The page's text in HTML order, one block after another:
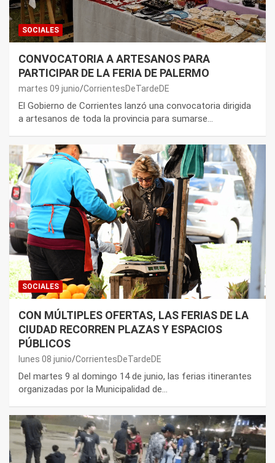
SOCIALES
CONVOCATORIA A ARTESANOS PARA
PARTICIPAR DE LA FERIA DE PALERMO
martes 09 junio CorrientesDeTardeDE
El Gobierno de Corrientes lanzó una convocatoria dirigida
a artesanos de toda la provincia para sumarse…
SOCIALES
CON MÚLTIPLES OFERTAS, LAS FERIAS DE LA
CIUDAD RECORREN PLAZAS Y ESPACIOS
PÚBLICOS
lunes 08 junio CorrientesDeTardeDE
Del martes 9 al domingo 14 de junio, las ferias itinerantes
organizadas por la Municipalidad de…